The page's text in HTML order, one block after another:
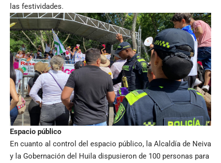
las festividades.
Espacio público
En cuanto al control del espacio público, la Alcaldía de Neiva
y la Gobernación del Huila dispusieron de 100 personas para